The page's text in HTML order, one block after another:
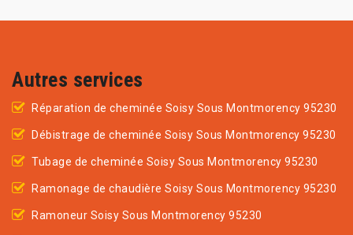
Autres services
Réparation de cheminée Soisy Sous Montmorency 95230
Débistrage de cheminée Soisy Sous Montmorency 95230
Tubage de cheminée Soisy Sous Montmorency 95230
Ramonage de chaudière Soisy Sous Montmorency 95230
Ramoneur Soisy Sous Montmorency 95230